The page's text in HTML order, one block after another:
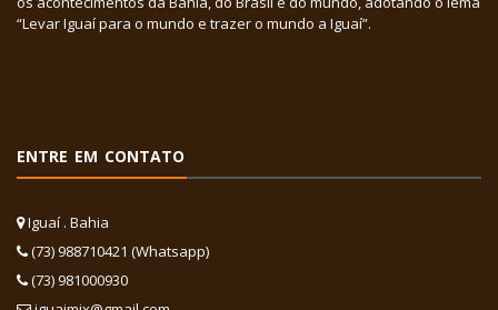
“Levar Iguaí para o mundo e trazer o mundo a Iguaí”.
ENTRE EM CONTATO
Iguaí . Bahia
(73) 988710421 (Whatsapp)
(73) 981000930